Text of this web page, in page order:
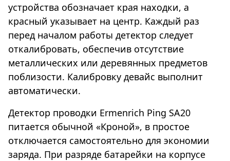
устройства обозначает края находки, а
красный указывает на центр. Каждый раз
перед началом работы детектор следует
откалибровать, обеспечив отсутствие
металлических или деревянных предметов
поблизости. Калибровку девайс выполнит
автоматически.
Детектор проводки Ermenrich Ping SA20
питается обычной «Кроной», в простое
отключается самостоятельно для экономии
заряда. При разряде батарейки на корпусе